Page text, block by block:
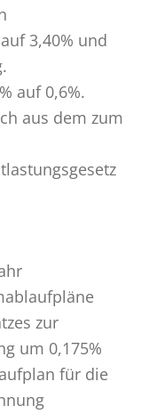
3,40% und
auf 0,6%.
aus dem zum
zur
um 0,175%
für die